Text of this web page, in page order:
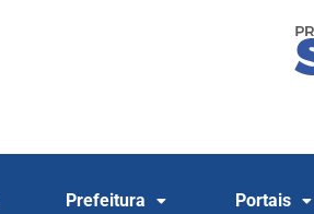
Prefeitura Portais